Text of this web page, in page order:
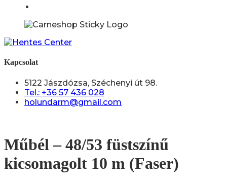
Kapcsolat
5122 Jászdózsa, Széchenyi út 98.
Tel.: +36 57 436 028
holundarm@gmail.com
Műbél – 48/53 füstszínű
kicsomagolt 10 m (Faser)